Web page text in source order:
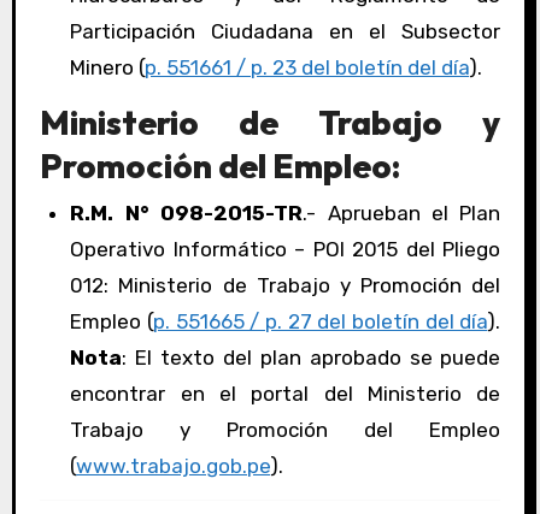
Participación Ciudadana en el Subsector
Minero (p. 551661 / p. 23 del boletín del día).
Ministerio de Trabajo y
Promoción del Empleo:
R.M. N° 098-2015-TR.- Aprueban el Plan
Operativo Informático – POI 2015 del Pliego
012: Ministerio de Trabajo y Promoción del
Empleo (p. 551665 / p. 27 del boletín del día).
Nota: El texto del plan aprobado se puede
encontrar en el portal del Ministerio de
Trabajo y Promoción del Empleo
(www.trabajo.gob.pe).